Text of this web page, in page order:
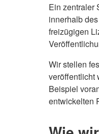
Ein zentraler
innerhalb
freizügigen
Wir stellen
veröffentlicht
Beispiel
entwickelten